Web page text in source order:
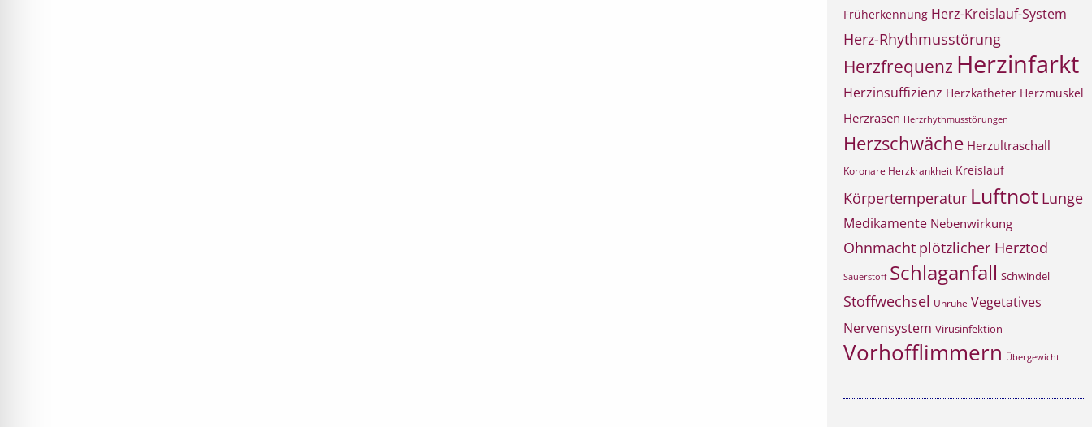
Früherkennung Herz-Kreislauf-System
Herz-Rhythmusstörung
Herzfrequenz Herzinfarkt
Herzinsuffizienz Herzkatheter Herzmuskel
Herzrasen Herzrhythmusstörungen
Herzschwäche Herzultraschall
Koronare Herzkrankheit Kreislauf
Körpertemperatur Luftnot Lunge
Medikamente Nebenwirkung
Ohnmacht plötzlicher Herztod
Sauerstoff Schlaganfall Schwindel
Stoffwechsel Unruhe Vegetatives
Nervensystem Virusinfektion
Vorhofflimmern Übergewicht